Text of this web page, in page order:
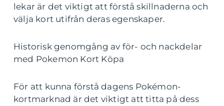
lekar är det viktigt att förstå skillnaderna och
välja kort utifrån deras egenskaper.
Historisk genomgång av för- och nackdelar
med Pokemon Kort Köpa
För att kunna förstå dagens Pokémon-
kortmarknad är det viktigt att titta på dess